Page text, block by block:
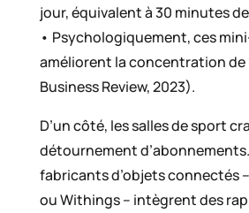
jour, équivalent à 30 minutes
• Psychologiquement, ces
améliorent la concentration de
Business Review, 2023).
D’un côté, les salles de sport
détournement d’abonnements.
fabricants d’objets connectés
ou Withings – intègrent des